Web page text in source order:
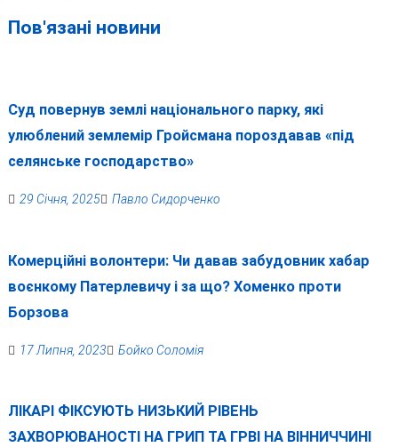
Пов'язані новини
Суд повернув землі національного парку, які
улюблений землемір Гройсмана пороздавав «під
селянське господарство»
29 Січня, 2025 Павло Сидорченко
Комерційні волонтери: Чи давав забудовник хабар
воєнкому Патерлевичу і за що? Хоменко проти
Борзова
17 Липня, 2023 Бойко Соломія
ЛІКАРІ ФІКСУЮТЬ НИЗЬКИЙ РІВЕНЬ
ЗАХВОРЮВАНОСТІ НА ГРИП ТА ГРВІ НА ВІННИЧЧИНІ